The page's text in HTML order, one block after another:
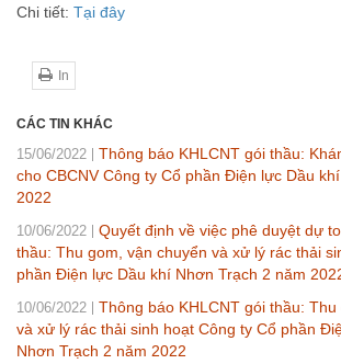
Chi tiết: Tại đây
In
CÁC TIN KHÁC
15/06/2022
Thông báo KHLCNT gói thầu:
cho CBCNV Công ty Cổ phần Điện lực Dầu
2022
10/06/2022
Quyết định về việc phê duyệt dự
thầu: Thu gom, vận chuyển và xử lý rác thải
phần Điện lực Dầu khí Nhơn Trạch 2 năm
10/06/2022
Thông báo KHLCNT gói thầu:
và xử lý rác thải sinh hoạt Công ty Cổ phần
Nhơn Trạch 2 năm 2022